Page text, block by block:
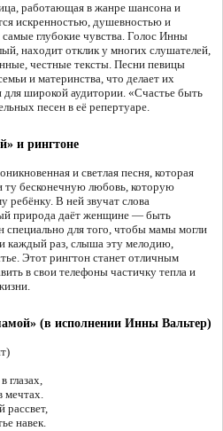
работающая в жанре шансона и
искренностью, душевностью и
глубокие чувства. Голос Инны
находит отклик у многих слушателей,
честные тексты. Песни певицы
и материнства, что делает их
широкой аудитории. «Счастье быть
песен в её репертуаре.
и рингтоне
и светлая песня, которая
ту бесконечную любовь, которую
ребёнку. В ней звучат слова
природа даёт женщине — быть
для того, чтобы мамы могли
каждый раз, слыша эту мелодию,
Этот рингтон станет отличным
в свои телефоны частичку тепла и
(в исполнении Инны Вальтер)
глазах,
мечтах.
рассвет,
навек.